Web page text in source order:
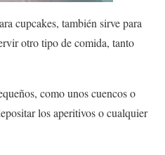
cupcakes, también sirve para
otro tipo de comida, tanto
como unos cuencos o
los aperitivos o cualquier